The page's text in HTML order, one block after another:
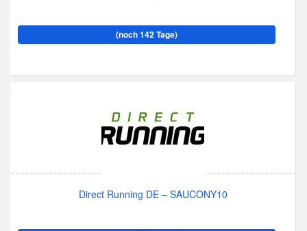
(noch 142 Tage)
Direct Running DE – SAUCONY10